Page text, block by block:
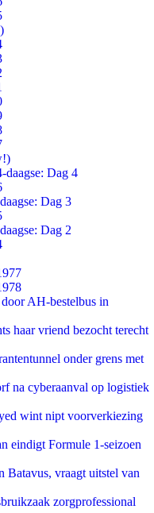
daagse: Dag 4
Dag 3
Dag 2
AH-bestelbus in
haar vriend bezocht terecht
onder grens met
na cyberaanval op logistiek
wint nipt voorverkiezing
eindigt Formule 1-seizoen
Batavus, vraagt uitstel van
zorgprofessional